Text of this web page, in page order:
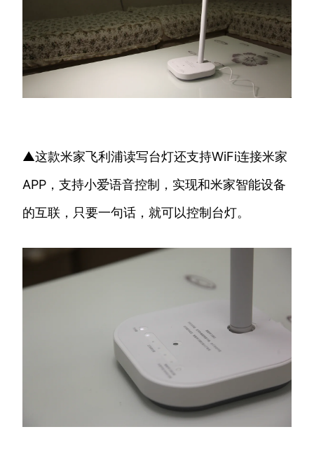
▲这款米家飞利浦读写台灯还支持WiFi连接米家
APP，支持小爱语音控制，实现和米家智能设备
的互联，只要一句话，就可以控制台灯。